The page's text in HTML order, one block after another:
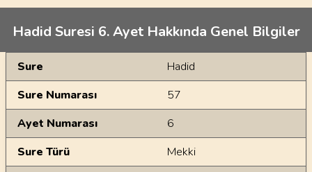
Hadid Suresi 6. Ayet Hakkında Genel Bilgiler
Genel Bilgiler
Sure
Hadid
Sure Numarası
57
Ayet Numarası
6
Sure Türü
Mekki